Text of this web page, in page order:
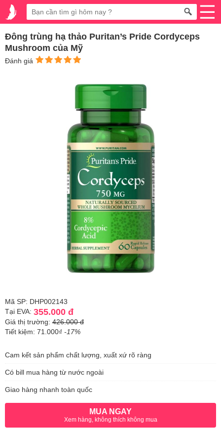
Đông trùng hạ thảo Puritan’s Pride Cordyceps
Mushroom của Mỹ
Đánh giá
Mã SP: DHP002143
Tại EVA: 355.000 đ
Giá thị trường: 426.000 đ
Tiết kiệm: 71.000₫ -17%
Cam kết sản phẩm chất lượng, xuất xứ rõ ràng
Có bill mua hàng từ nước ngoài
Giao hàng nhanh toàn quốc
MUA NGAY
Xem hàng, không thích không mua